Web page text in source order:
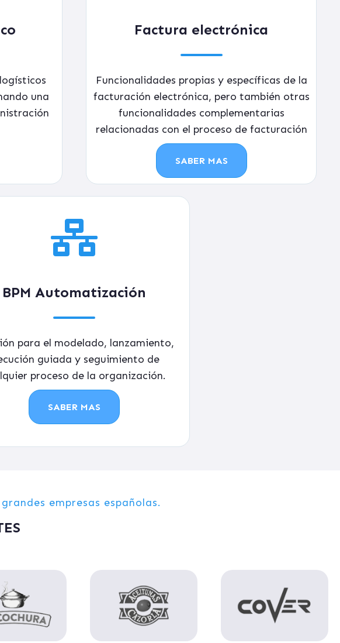
una
Factura electrónica
Funcionalidades propias y específicas de la
facturación electrónica, pero también otras
funcionalidades complementarias
relacionadas con el proceso de facturación
SABER MAS
BPM Automatización
para el modelado, lanzamiento,
guiada y seguimiento de
proceso de la organización.
SABER MAS
empresas españolas.